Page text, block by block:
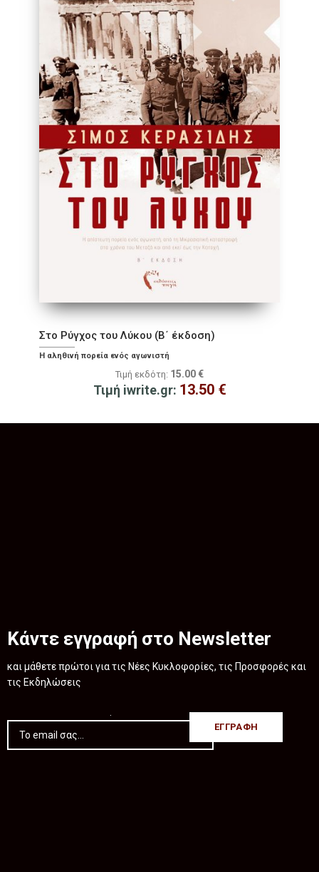
Στο Ρύγχος του Λύκου (Β΄ έκδοση)
Η αληθινή πορεία ενός αγωνιστή
Τιμή εκδότη: 15.00 €
Τιμή iwrite.gr: 13.50 €
Κάντε εγγραφή στο Newsletter
και μάθετε πρώτοι για τις Νέες Κυκλοφορίες, τις Προσφορές και
τις Εκδηλώσεις